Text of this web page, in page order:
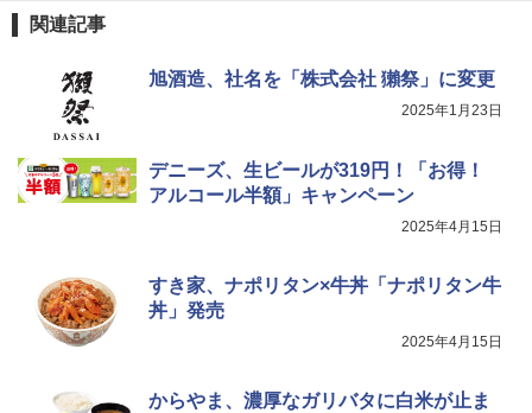
家系醤油豚骨 3食パック 130g×3食
4
ジ 赤外線センサー ノンフライ調理 簡単
お手入れ 小型 新生活 一人暮らし 二人暮
￥34,546
クション トースト機能
関連記事
旭酒造、社名を「株式会社 獺祭」に変更
2025年1月23日
デニーズ、生ビールが319円！「お得！
アルコール半額」キャンペーン
2025年4月15日
すき家、ナポリタン×牛丼「ナポリタン牛
丼」発売
2025年4月15日
からやま、濃厚なガリバタに白米が止ま